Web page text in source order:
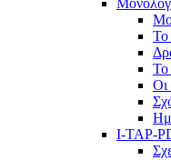
Το
Το
Οι
I-TAP-